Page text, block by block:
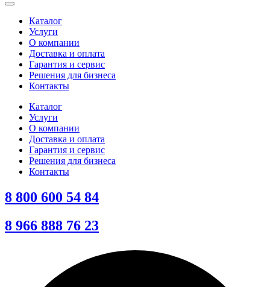
Каталог
Услуги
О компании
Доставка и оплата
Гарантия и сервис
Решения для бизнеса
Контакты
Каталог
Услуги
О компании
Доставка и оплата
Гарантия и сервис
Решения для бизнеса
Контакты
8 800 600 54 84
8 966 888 76 23